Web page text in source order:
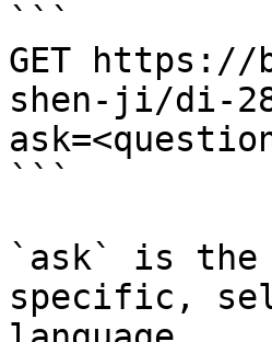
```
GET https://
shen-ji/di-
```
`ask` is the
specific,